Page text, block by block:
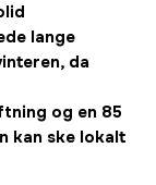
lange
da
og en 85
kan ske lokalt